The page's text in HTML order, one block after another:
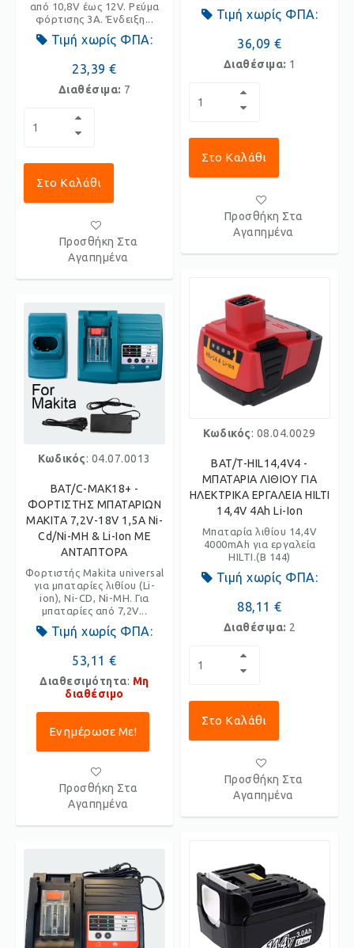
από 10,8V έως 12V. Ρεύμα
φόρτισης 3A. Ένδειξη...
Τιμή χωρίς ΦΠΑ:
23,39 €
Διαθέσιμα: 7
Στο Καλάθι
Προσθήκη Στα
Αγαπημένα
Κωδικός: 04.07.0013
BAT/C-MAK18+ -
ΦΟΡΤΙΣΤΗΣ ΜΠΑΤΑΡΙΩΝ
MAKITA 7,2V-18V 1,5A Ni-
Cd/Ni-MH & Li-Ion ΜΕ
ΑΝΤΑΠΤΟΡΑ
Φορτιστής Makita universal
για μπαταρίες λιθίου (Li-
ion), Ni-CD, Ni-MH. Για
μπαταρίες από 7,2V...
Τιμή χωρίς ΦΠΑ:
53,11 €
Διαθεσιμότητα: Μη
διαθέσιμο
Ενημέρωσε Με!
Προσθήκη Στα
Αγαπημένα
Τιμή χωρίς ΦΠΑ:
36,09 €
Διαθέσιμα: 1
Στο Καλάθι
Προσθήκη Στα
Αγαπημένα
Κωδικός: 08.04.0029
BAT/T-HIL14,4V4 -
ΜΠΑΤΑΡΙΑ ΛΙΘΙΟΥ ΓΙΑ
ΗΛΕΚΤΡΙΚΑ ΕΡΓΑΛΕΙΑ HILTI
14,4V 4Ah Li-Ion
Μπαταρία λιθίου 14,4V
4000mAh για εργαλεία
HILTI.(B 144)
Τιμή χωρίς ΦΠΑ:
88,11 €
Διαθέσιμα: 2
Στο Καλάθι
Προσθήκη Στα
Αγαπημένα